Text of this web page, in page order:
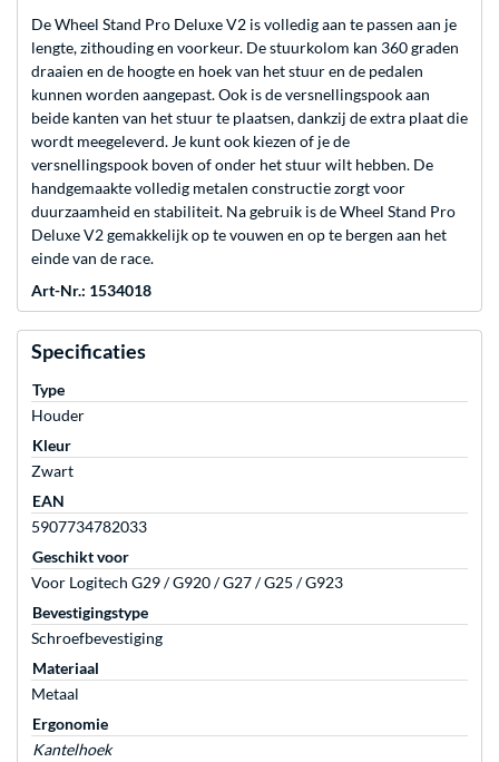
De Wheel Stand Pro Deluxe V2 is volledig aan te passen aan je
lengte, zithouding en voorkeur. De stuurkolom kan 360 graden
draaien en de hoogte en hoek van het stuur en de pedalen
kunnen worden aangepast. Ook is de versnellingspook aan
beide kanten van het stuur te plaatsen, dankzij de extra plaat die
wordt meegeleverd. Je kunt ook kiezen of je de
versnellingspook boven of onder het stuur wilt hebben. De
handgemaakte volledig metalen constructie zorgt voor
duurzaamheid en stabiliteit. Na gebruik is de Wheel Stand Pro
Deluxe V2 gemakkelijk op te vouwen en op te bergen aan het
einde van de race.
Art-Nr.: 1534018
Specificaties
Type
Houder
Kleur
Zwart
EAN
5907734782033
Geschikt voor
Voor Logitech G29 / G920 / G27 / G25 / G923
Bevestigingstype
Schroefbevestiging
Materiaal
Metaal
Ergonomie
Kantelhoek